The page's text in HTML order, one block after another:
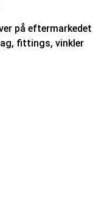
på eftermarkedet
fittings, vinkler